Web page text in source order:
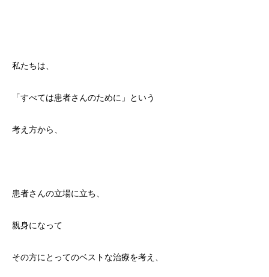
私たちは、
「すべては患者さんのために」という
考え方から、
患者さんの立場に立ち、
親身になって
その方にとってのベストな治療を考え、